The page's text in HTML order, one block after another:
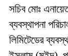
সচিব মোঃ
ব্যবস্থাপনা
লিমিটেডের